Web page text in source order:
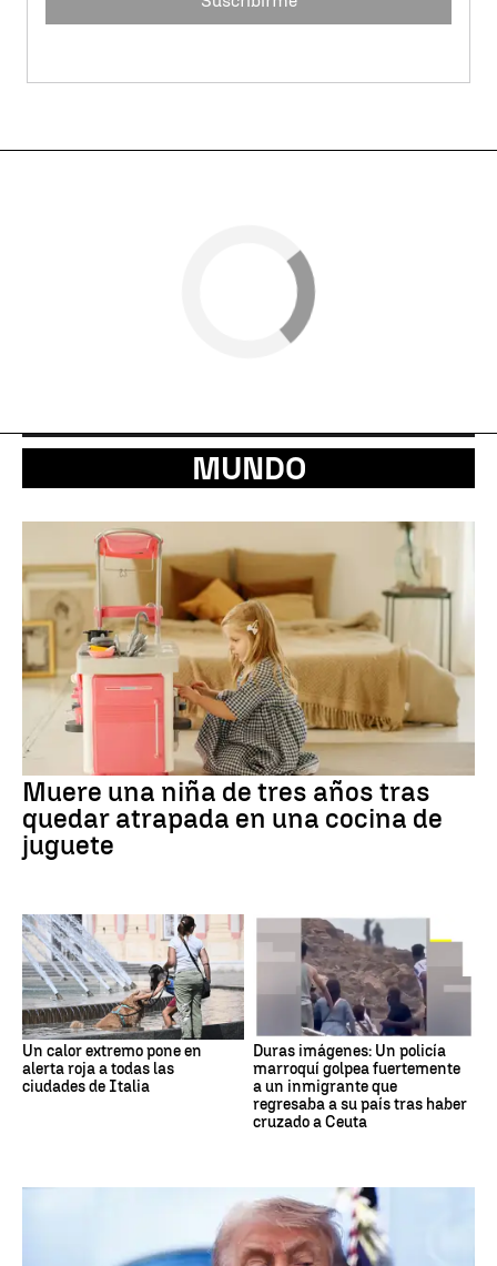
MUNDO
Muere una niña de tres años tras
quedar atrapada en una cocina de
juguete
Un calor extremo pone en
alerta roja a todas las
ciudades de Italia
Duras imágenes: Un policía
marroquí golpea fuertemente
a un inmigrante que
regresaba a su país tras haber
cruzado a Ceuta